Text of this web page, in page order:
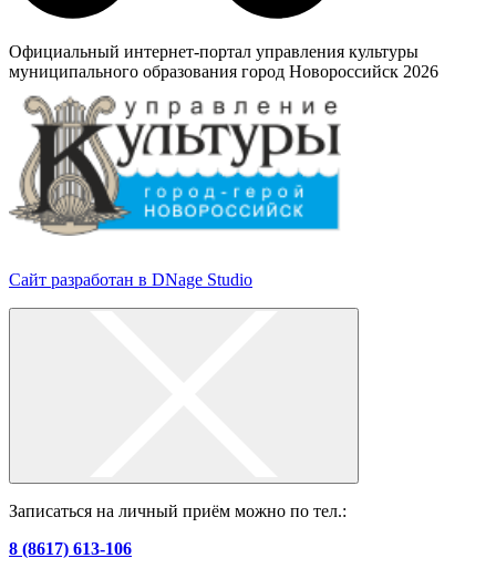
Официальный интернет-портал управления культуры
муниципального образования город Новороссийск 2026
Сайт разработан в DNage Studio
Записаться на личный приём можно по тел.:
8 (8617) 613-106